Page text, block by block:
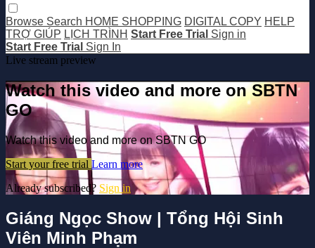
Browse Search HOME SHOPPING DIGITAL COPY HELP
TRỢ GIÚP LỊCH TRÌNH Start Free Trial Sign in
Start Free Trial Sign In
Live stream preview
Watch this video and more on SBTN
GO
Watch this video and more on SBTN GO
Start your free trial Learn more
Already subscribed? Sign in
Giáng Ngọc Show | Tổng Hội Sinh
Viên Minh Phạm